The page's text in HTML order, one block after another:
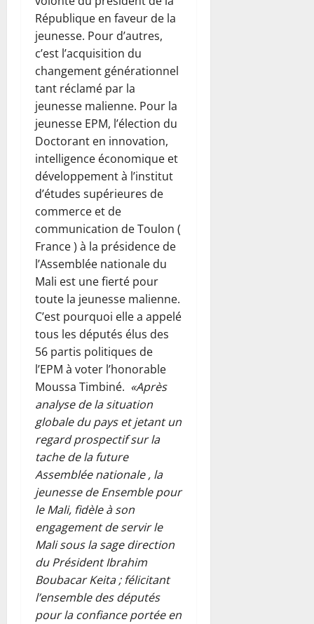
République en faveur de la
jeunesse. Pour d’autres,
c’est l’acquisition du
changement générationnel
tant réclamé par la
jeunesse malienne. Pour la
jeunesse EPM, l’élection du
Doctorant en innovation,
intelligence économique et
développement à l’institut
d’études supérieures de
commerce et de
communication de Toulon (
France ) à la présidence de
l’Assemblée nationale du
Mali est une fierté pour
toute la jeunesse malienne.
C’est pourquoi elle a appelé
tous les députés élus des
56 partis politiques de
l’EPM à voter l’honorable
Moussa Timbiné. «Après
analyse de la situation
globale du pays et jetant un
regard prospectif sur la
tache de la future
Assemblée nationale , la
jeunesse de Ensemble pour
le Mali, fidèle à son
engagement de servir le
Mali sous la sage direction
du Président Ibrahim
Boubacar Keita ; félicitant
l’ensemble des députés
pour la confiance portée en